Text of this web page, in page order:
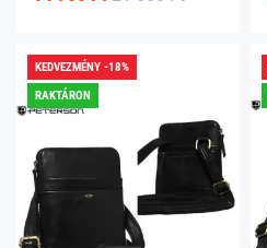
KEDVEZMÉNY -18%
RAKTÁRON